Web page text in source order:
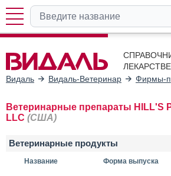
Видаль
Видаль-Ветеринар Фирмы-
Ветеринарные препараты HILL'S
LLC (США)
Ветеринарные продукты
Название Форма выпуска